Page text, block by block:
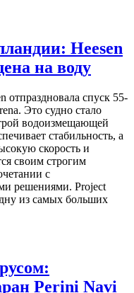
Heesen
на воду
отпраздновала спуск 55-
Это судно стало
водоизмещающей
стабильность, а
скорость и
своим строгим
с
решениями. Project
из самых больших
Perini Navi